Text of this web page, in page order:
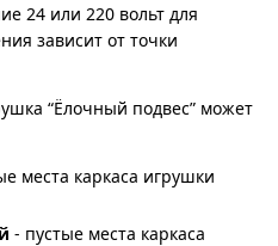
24 или 220 вольт для
зависит от точки
“Ёлочный подвес” может
места каркаса игрушки
- пустые места каркаса